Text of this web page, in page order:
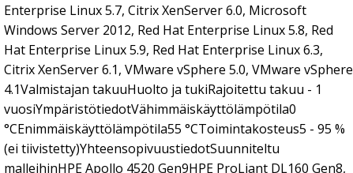
Enterprise Linux 5.7, Citrix XenServer 6.0, Microsoft
Windows Server 2012, Red Hat Enterprise Linux 5.8, Red
Hat Enterprise Linux 5.9, Red Hat Enterprise Linux 6.3,
Citrix XenServer 6.1, VMware vSphere 5.0, VMware vSphere
4.1Valmistajan takuuHuolto ja tukiRajoitettu takuu - 1
vuosiYmpäristötiedotVähimmäiskäyttölämpötila0
°CEnimmäiskäyttölämpötila55 °CToimintakosteus5 - 95 %
(ei tiivistetty)YhteensopivuustiedotSuunniteltu
malleihinHPE Apollo 4520 Gen9HPE ProLiant DL160 Gen8,